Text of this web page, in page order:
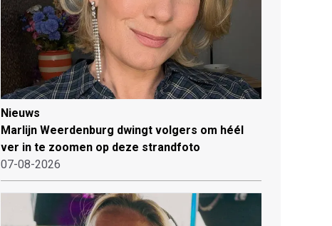
Nieuws
Marlijn Weerdenburg dwingt volgers om héél
ver in te zoomen op deze strandfoto
07-08-2026